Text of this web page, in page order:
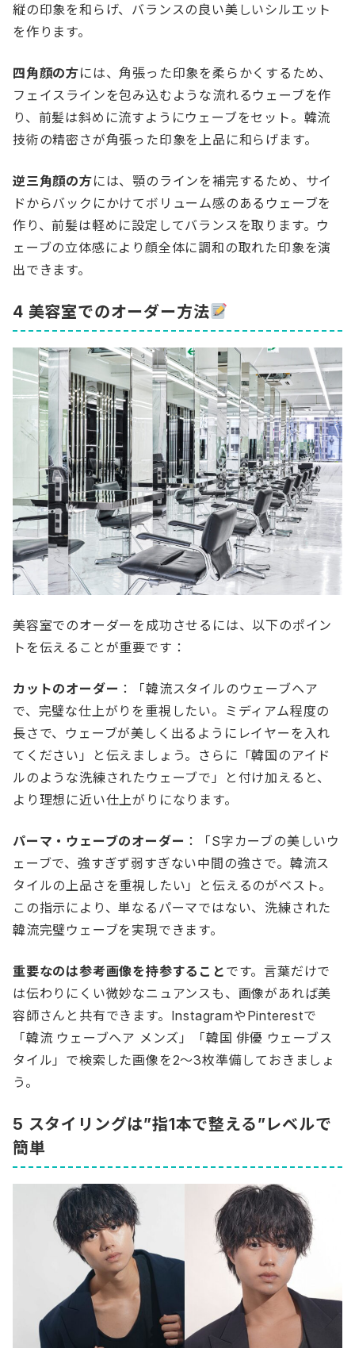
縦の印象を和らげ、バランスの良い美しいシルエット
を作ります。
四角顔の方には、角張った印象を柔らかくするため、
フェイスラインを包み込むような流れるウェーブを作
り、前髪は斜めに流すようにウェーブをセット。韓流
技術の精密さが角張った印象を上品に和らげます。
逆三角顔の方には、顎のラインを補完するため、サイ
ドからバックにかけてボリューム感のあるウェーブを
作り、前髪は軽めに設定してバランスを取ります。ウ
ェーブの立体感により顔全体に調和の取れた印象を演
出できます。
4 美容室でのオーダー方法
美容室でのオーダーを成功させるには、以下のポイン
トを伝えることが重要です：
カットのオーダー ：「韓流スタイルのウェーブヘア
で、完璧な仕上がりを重視したい。ミディアム程度の
長さで、ウェーブが美しく出るようにレイヤーを入れ
てください」と伝えましょう。さらに「韓国のアイド
ルのような洗練されたウェーブで」と付け加えると、
より理想に近い仕上がりになります。
パーマ・ウェーブのオーダー ：「S字カーブの美しいウ
ェーブで、強すぎず弱すぎない中間の強さで。韓流ス
タイルの上品さを重視したい」と伝えるのがベスト。
この指示により、単なるパーマではない、洗練された
韓流完璧ウェーブを実現できます。
重要なのは参考画像を持参すること です。言葉だけで
は伝わりにくい微妙なニュアンスも、画像があれば美
容師さんと共有できます。InstagramやPinterestで
「韓流 ウェーブヘア メンズ」「韓国 俳優 ウェーブス
タイル」で検索した画像を2〜3枚準備しておきましょ
う。
5 スタイリングは”指1本で整える”レベルで
簡単